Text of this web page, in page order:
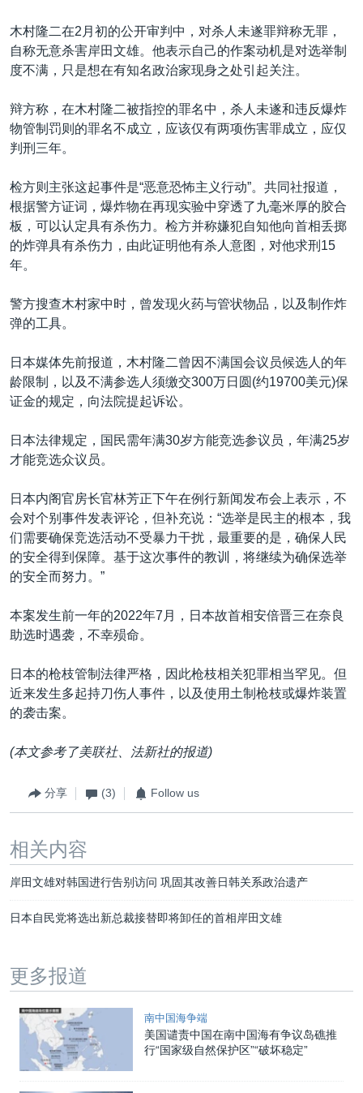
木村隆二在2月初的公开审判中，对杀人未遂罪辩称无罪，
自称无意杀害岸田文雄。他表示自己的作案动机是对选举制
度不满，只是想在有知名政治家现身之处引起关注。
辩方称，在木村隆二被指控的罪名中，杀人未遂和违反爆炸
物管制罚则的罪名不成立，应该仅有两项伤害罪成立，应仅
判刑三年。
检方则主张这起事件是“恶意恐怖主义行动”。共同社报道，
根据警方证词，爆炸物在再现实验中穿透了九毫米厚的胶合
板，可以认定具有杀伤力。检方并称嫌犯自知他向首相丢掷
的炸弹具有杀伤力，由此证明他有杀人意图，对他求刑15
年。
警方搜查木村家中时，曾发现火药与管状物品，以及制作炸
弹的工具。
日本媒体先前报道，木村隆二曾因不满国会议员候选人的年
龄限制，以及不满参选人须缴交300万日圆(约19700美元)保
证金的规定，向法院提起诉讼。
日本法律规定，国民需年满30岁方能竞选参议员，年满25岁
才能竞选众议员。
日本内阁官房长官林芳正下午在例行新闻发布会上表示，不
会对个别事件发表评论，但补充说：“选举是民主的根本，我
们需要确保竞选活动不受暴力干扰，最重要的是，确保人民
的安全得到保障。基于这次事件的教训，将继续为确保选举
的安全而努力。”
本案发生前一年的2022年7月，日本故首相安倍晋三在奈良
助选时遇袭，不幸殒命。
日本的枪枝管制法律严格，因此枪枝相关犯罪相当罕见。但
近来发生多起持刀伤人事件，以及使用土制枪枝或爆炸装置
的袭击案。
(本文参考了美联社、法新社的报道)
分享 (3) Follow us
相关内容
岸田文雄对韩国进行告别访问 巩固其改善日韩关系政治遗产
日本自民党将选出新总裁接替即将卸任的首相岸田文雄
更多报道
南中国海争端
美国谴责中国在南中国海有争议岛礁推
行“国家级自然保护区”“破坏稳定”